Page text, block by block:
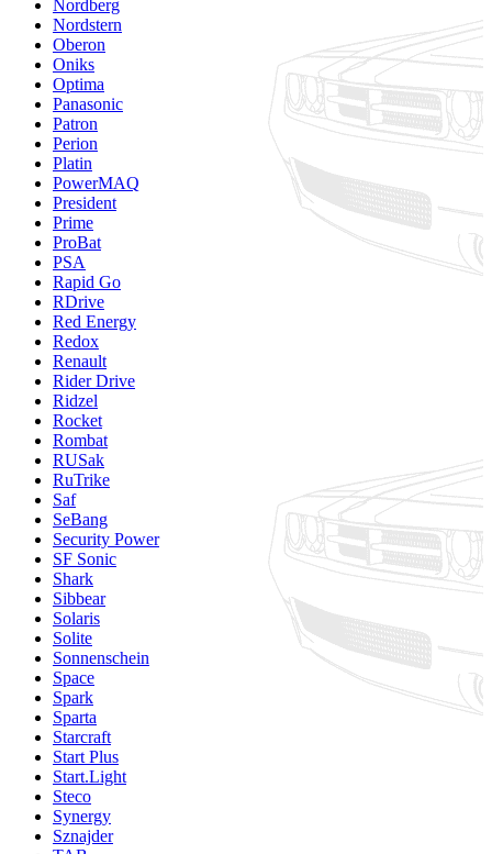
Nordberg
Nordstern
Oberon
Oniks
Optima
Panasonic
Patron
Perion
Platin
PowerMAQ
President
Prime
ProBat
PSA
Rapid Go
RDrive
Red Energy
Redox
Renault
Rider Drive
Ridzel
Rocket
Rombat
RUSak
RuTrike
Saf
SeBang
Security Power
SF Sonic
Shark
Sibbear
Solaris
Solite
Sonnenschein
Space
Spark
Sparta
Starcraft
Start Plus
Start.Light
Steco
Synergy
Sznajder